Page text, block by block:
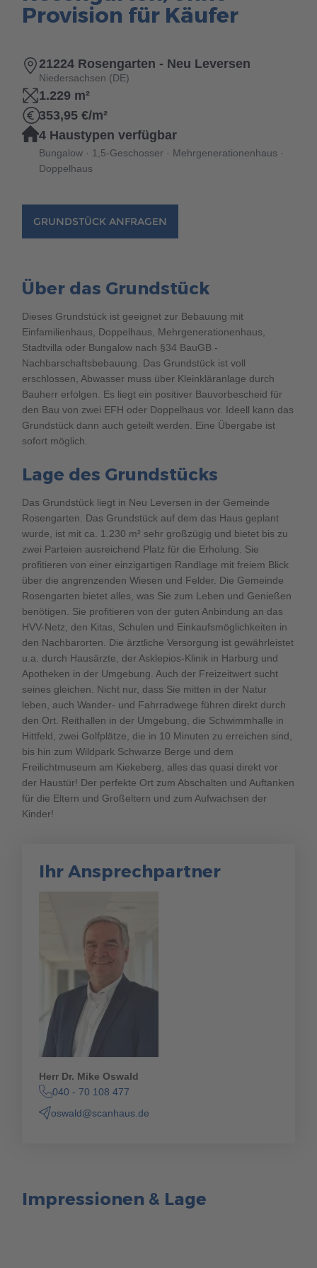
Brauchen Sie Hilfe?
MUSTERHAUS FINDEN
Provision für Käufer
21224 Rosengarten - Neu Leversen
Niedersachsen (DE)
1.229 m²
353,95 €/m²
4 Haustypen verfügbar
Bungalow · 1,5-Geschosser · Mehrgenerationenhaus ·
Doppelhaus
GRUNDSTÜCK ANFRAGEN
Über das Grundstück
Dieses Grundstück ist geeignet zur Bebauung mit
Einfamilienhaus, Doppelhaus, Mehrgenerationenhaus,
Stadtvilla oder Bungalow nach §34 BauGB -
Nachbarschaftsbebauung. Das Grundstück ist voll
erschlossen, Abwasser muss über Kleinkläranlage durch
Bauherr erfolgen. Es liegt ein positiver Bauvorbescheid für
den Bau von zwei EFH oder Doppelhaus vor. Ideell kann das
Grundstück dann auch geteilt werden. Eine Übergabe ist
sofort möglich.
Lage des Grundstücks
Das Grundstück liegt in Neu Leversen in der Gemeinde
Rosengarten. Das Grundstück auf dem das Haus geplant
wurde, ist mit ca. 1.230 m² sehr großzügig und bietet bis zu
zwei Parteien ausreichend Platz für die Erholung. Sie
profitieren von einer einzigartigen Randlage mit freiem Blick
über die angrenzenden Wiesen und Felder. Die Gemeinde
Rosengarten bietet alles, was Sie zum Leben und Genießen
benötigen. Sie profitieren von der guten Anbindung an das
HVV-Netz, den Kitas, Schulen und Einkaufsmöglichkeiten in
den Nachbarorten. Die ärztliche Versorgung ist gewährleistet
u.a. durch Hausärzte, der Asklepios-Klinik in Harburg und
Apotheken in der Umgebung. Auch der Freizeitwert sucht
seines gleichen. Nicht nur, dass Sie mitten in der Natur
leben, auch Wander- und Fahrradwege führen direkt durch
den Ort. Reithallen in der Umgebung, die Schwimmhalle in
Hittfeld, zwei Golfplätze, die in 10 Minuten zu erreichen sind,
bis hin zum Wildpark Schwarze Berge und dem
Freilichtmuseum am Kiekeberg, alles das quasi direkt vor
der Haustür! Der perfekte Ort zum Abschalten und Auftanken
für die Eltern und Großeltern und zum Aufwachsen der
Kinder!
Ihr Ansprechpartner
Herr Dr. Mike Oswald
040 - 70 108 477
oswald@scanhaus.de
Impressionen & Lage